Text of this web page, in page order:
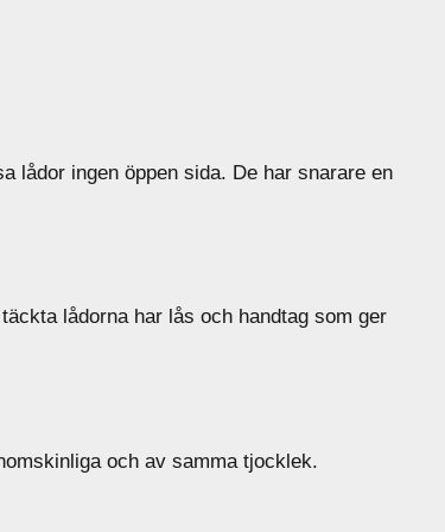
lådor ingen öppen sida. De har snarare en
lådorna har lås och handtag som ger
och av samma tjocklek.